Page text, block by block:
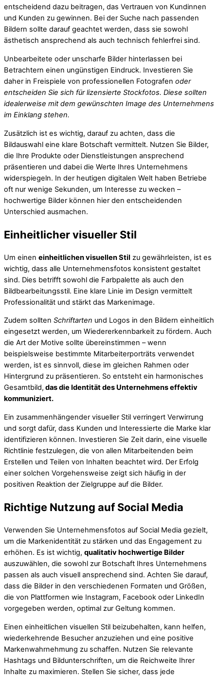
entscheidend dazu beitragen, das Vertrauen von Kundinnen
und Kunden zu gewinnen. Bei der Suche nach passenden
Bildern sollte darauf geachtet werden, dass sie sowohl
ästhetisch ansprechend als auch technisch fehlerfrei sind.
Unbearbeitete oder unscharfe Bilder hinterlassen bei
Betrachtern einen ungünstigen Eindruck. Investieren Sie
daher in Freispiele von professionellen Fotografen oder
entscheiden Sie sich für lizensierte Stockfotos. Diese sollten
idealerweise mit dem gewünschten Image des Unternehmens
im Einklang stehen.
Zusätzlich ist es wichtig, darauf zu achten, dass die
Bildauswahl eine klare Botschaft vermittelt. Nutzen Sie Bilder,
die Ihre Produkte oder Dienstleistungen ansprechend
präsentieren und dabei die Werte Ihres Unternehmens
widerspiegeln. In der heutigen digitalen Welt haben Betriebe
oft nur wenige Sekunden, um Interesse zu wecken –
hochwertige Bilder können hier den entscheidenden
Unterschied ausmachen.
Einheitlicher visueller Stil
Um einen einheitlichen visuellen Stil zu gewährleisten, ist es
wichtig, dass alle Unternehmensfotos konsistent gestaltet
sind. Dies betrifft sowohl die Farbpalette als auch den
Bildbearbeitungsstil. Eine klare Linie im Design vermittelt
Professionalität und stärkt das Markenimage.
Zudem sollten Schriftarten und Logos in den Bildern einheitlich
eingesetzt werden, um Wiedererkennbarkeit zu fördern. Auch
die Art der Motive sollte übereinstimmen – wenn
beispielsweise bestimmte Mitarbeiterporträts verwendet
werden, ist es sinnvoll, diese im gleichen Rahmen oder
Hintergrund zu präsentieren. So entsteht ein harmonisches
Gesamtbild, das die Identität des Unternehmens effektiv
kommuniziert.
Ein zusammenhängender visueller Stil verringert Verwirrung
und sorgt dafür, dass Kunden und Interessierte die Marke klar
identifizieren können. Investieren Sie Zeit darin, eine visuelle
Richtlinie festzulegen, die von allen Mitarbeitenden beim
Erstellen und Teilen von Inhalten beachtet wird. Der Erfolg
einer solchen Vorgehensweise zeigt sich häufig in der
positiven Reaktion der Zielgruppe auf die Bilder.
Richtige Nutzung auf Social Media
Verwenden Sie Unternehmensfotos auf Social Media gezielt,
um die Markenidentität zu stärken und das Engagement zu
erhöhen. Es ist wichtig, qualitativ hochwertige Bilder
auszuwählen, die sowohl zur Botschaft Ihres Unternehmens
passen als auch visuell ansprechend sind. Achten Sie darauf,
dass die Bilder in den verschiedenen Formaten und Größen,
die von Plattformen wie Instagram, Facebook oder LinkedIn
vorgegeben werden, optimal zur Geltung kommen.
Einen einheitlichen visuellen Stil beizubehalten, kann helfen,
wiederkehrende Besucher anzuziehen und eine positive
Markenwahrnehmung zu schaffen. Nutzen Sie relevante
Hashtags und Bildunterschriften, um die Reichweite Ihrer
Inhalte zu maximieren. Stellen Sie sicher, dass jede